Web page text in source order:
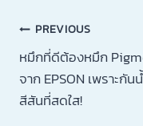
PREVIOUS
หมึกที่ดีต้องหมึก
จาก EPSON เพราะกัน
สีสันที่สดใส!